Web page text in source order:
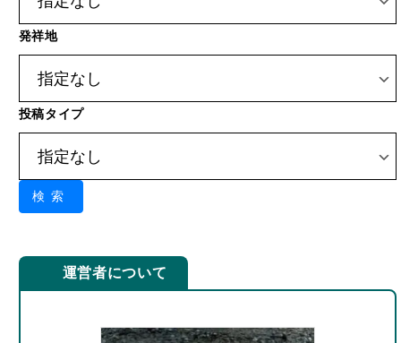
発祥地
投稿タイプ
検索
運営者について